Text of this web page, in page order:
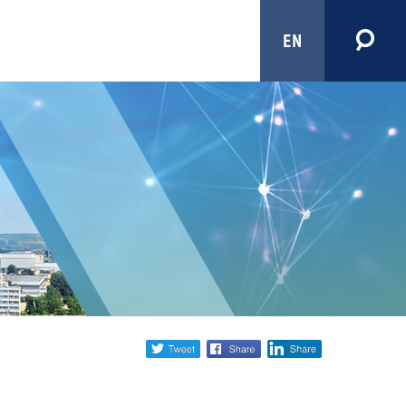
EN
Share
twitter facebook